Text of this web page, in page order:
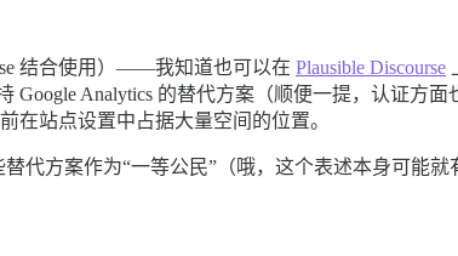
结合使用）——我知道也可以在 Plausible Discourse
Google Analytics 的替代方案（顺便一提，认证方
在站点设置中占据大量空间的位置。
代方案作为“一等公民”（哦，这个表述本身可能